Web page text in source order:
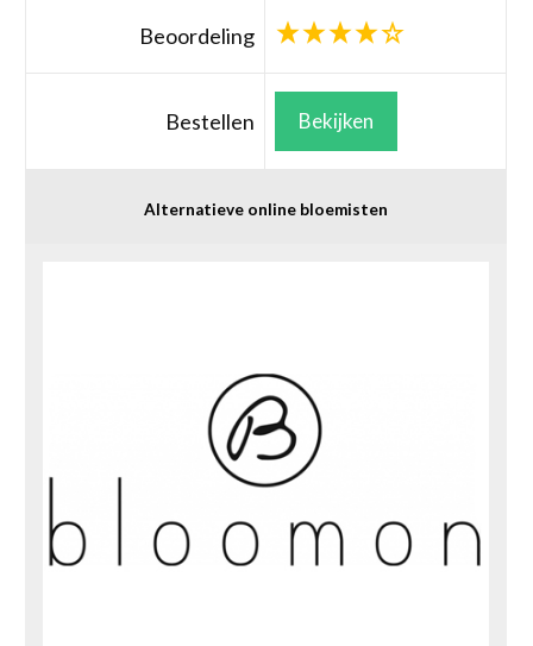
Beoordeling
Bestellen Bekijken
Alternatieve online bloemisten